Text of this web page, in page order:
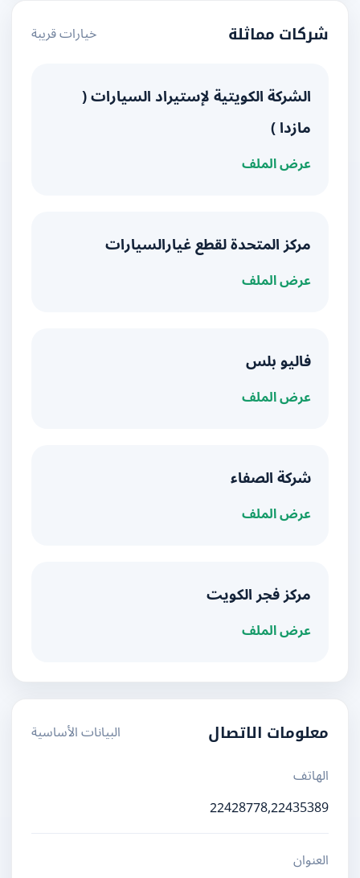
شركات مماثلة خيارات قريبة
الشركة الكويتية لإستيراد السيارات (
مازدا )
عرض الملف
مركز المتحدة لقطع غيارالسيارات
عرض الملف
فاليو بلس
عرض الملف
شركة الصفاء
عرض الملف
مركز فجر الكويت
عرض الملف
معلومات الاتصال
البيانات الأساسية
الهاتف
22428778,22435389
العنوان